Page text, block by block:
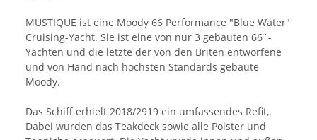
MUSTIQUE ist eine Moody 66 Performance "Blue Water"
Cruising-Yacht. Sie ist eine von nur 3 gebauten 66´-
Yachten und die letzte der von den Briten entworfene
und von Hand nach höchsten Standards gebaute
Moody.
Das Schiff erhielt 2018/2919 ein umfassendes Refit,.
Dabei wurden das Teakdeck sowie alle Polster und